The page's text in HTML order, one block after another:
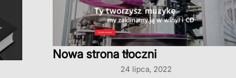
Nowa strona tłoczni
24 lipca, 2022